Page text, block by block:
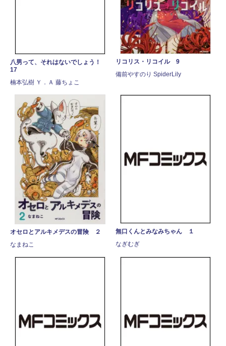
八男って、それはないでしょう！
17
楠本弘樹 Ｙ．Ａ 藤ちょこ
リコリス・リコイル 9
備前やすのり SpiderLily
オセロとアルキメデスの冒険 ２
なまねこ
無口くんとみなみちゃん １
なぎむぎ